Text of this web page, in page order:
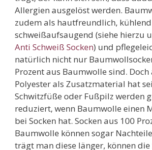
Allergien ausgelöst werden.
zudem als hautfreundlich,
schweißaufsaugend (siehe hierzu
Anti Schweiß Socken) und
natürlich nicht nur
Prozent aus Baumwolle sind. Doch
Polyester als Zusatzmaterial hat
Schwitzfüße oder Fußpilz werden
reduziert, wenn Baumwolle einen
bei Socken hat. Socken aus 100
Baumwolle können sogar
trägt man diese länger, können die